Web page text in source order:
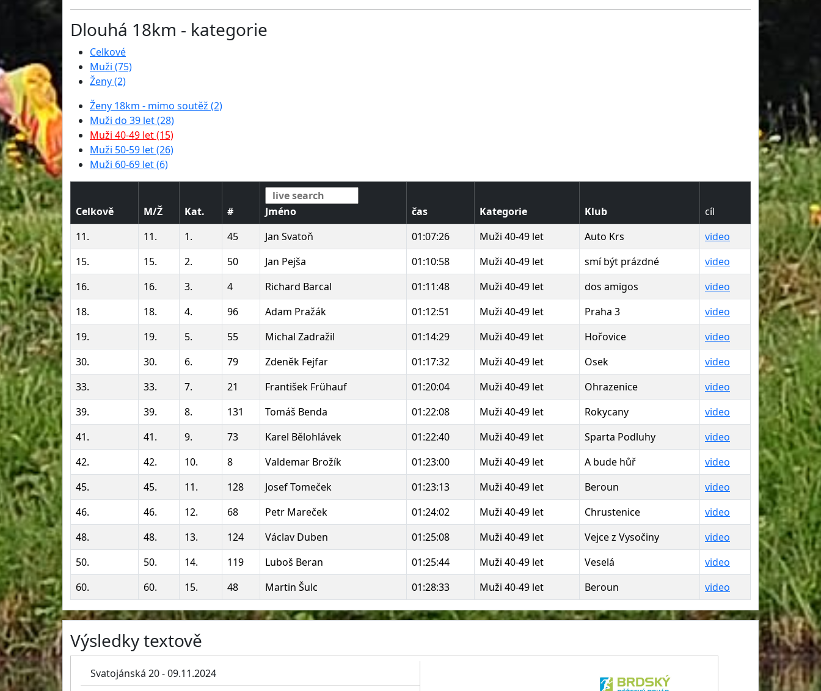
Dlouhá 18km - kategorie
Celkové
Muži (75)
Ženy (2)
Ženy 18km - mimo soutěž (2)
Muži do 39 let (28)
Muži 40-49 let (15)
Muži 50-59 let (26)
Muži 60-69 let (6)
Celkově M/Ž Kat. # Jméno čas Kategorie Klub
cíl
11.
11. 1. 45 Jan Svatoň 01:07:26 Muži 40-49 let Auto Krs
video
15.
15. 2. 50 Jan Pejša 01:10:58 Muži 40-49 let smí být prázdné
video
16.
16. 3. 4 Richard Barcal 01:11:48 Muži 40-49 let dos amigos
video
18.
18. 4. 96 Adam Pražák 01:12:51 Muži 40-49 let Praha 3
video
19.
19. 5. 55 Michal Zadražil 01:14:29 Muži 40-49 let Hořovice
video
30.
30. 6. 79 Zdeněk Fejfar 01:17:32 Muži 40-49 let Osek
video
33.
33. 7. 21 František Frühauf 01:20:04 Muži 40-49 let Ohrazenice
video
39.
39. 8. 131 Tomáš Benda 01:22:08 Muži 40-49 let Rokycany
video
41.
41. 9. 73 Karel Bělohlávek 01:22:40 Muži 40-49 let Sparta Podluhy
video
42.
42. 10. 8 Valdemar Brožík 01:23:00 Muži 40-49 let A bude hůř
video
45.
45. 11. 128 Josef Tomeček 01:23:13 Muži 40-49 let Beroun
video
46.
46. 12. 68 Petr Mareček 01:24:02 Muži 40-49 let Chrustenice
video
48.
48. 13. 124 Václav Duben 01:25:08 Muži 40-49 let Vejce z Vysočiny
video
50.
50. 14. 119 Luboš Beran 01:25:44 Muži 40-49 let Veselá
video
60.
60. 15. 48 Martin Šulc 01:28:33 Muži 40-49 let Beroun video
Výsledky textově
Svatojánská 20 - 09.11.2024